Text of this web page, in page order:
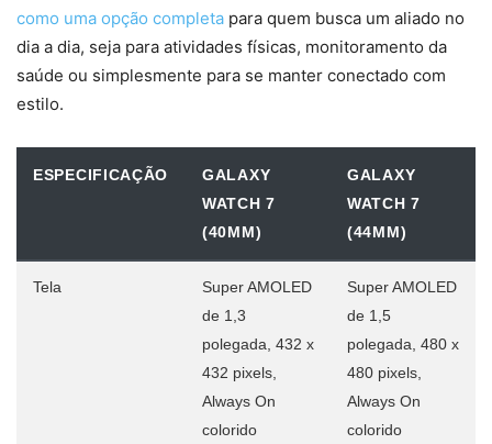
como uma opção completa para quem busca um aliado no
dia a dia, seja para atividades físicas, monitoramento da
saúde ou simplesmente para se manter conectado com
estilo.
ESPECIFICAÇÃO
GALAXY
WATCH 7
(40MM)
GALAXY
WATCH 7
(44MM)
Tela
Super AMOLED
de 1,3
polegada, 432 x
432 pixels,
Always On
colorido
Super AMOLED
de 1,5
polegada, 480 x
480 pixels,
Always On
colorido